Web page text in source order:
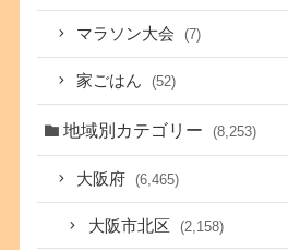
マラソン大会 (7)
家ごはん (52)
地域別カテゴリー (8,253)
大阪府 (6,465)
大阪市北区 (2,158)